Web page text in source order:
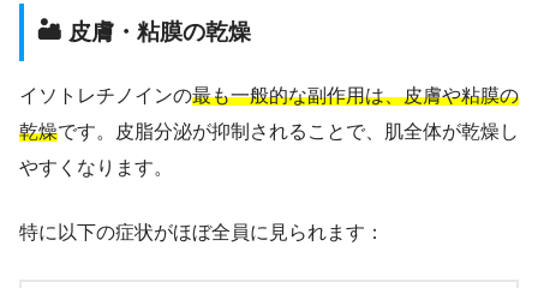
🏜️ 皮膚・粘膜の乾燥
イソトレチノインの最も一般的な副作用は、皮膚や粘膜の
乾燥です。皮脂分泌が抑制されることで、肌全体が乾燥し
やすくなります。
特に以下の症状がほぼ全員に見られます：